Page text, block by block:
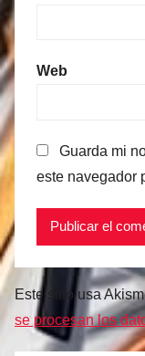
Web
Guarda mi
este navegador
Este sitio usa
se procesan los